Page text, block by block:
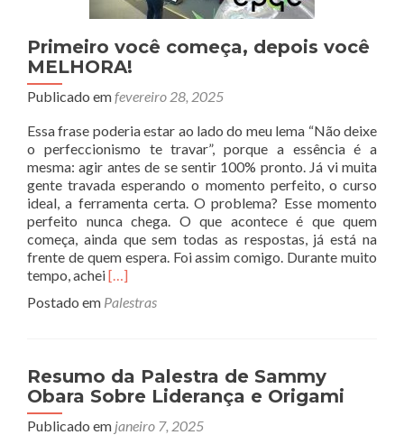
Primeiro você começa, depois você
MELHORA!
Publicado emfevereiro 28, 2025
Essa frase poderia estar ao lado do meu lema “Não deixe
o perfeccionismo te travar”, porque a essência é a
mesma: agir antes de se sentir 100% pronto. Já vi muita
gente travada esperando o momento perfeito, o curso
ideal, a ferramenta certa. O problema? Esse momento
perfeito nunca chega. O que acontece é que quem
começa, ainda que sem todas as respostas, já está na
frente de quem espera. Foi assim comigo. Durante muito
tempo, acheiRead
about
depois
você
MELHORA!
[…]
Postado em Palestras
Resumo da Palestra de Sammy
Obara Sobre Liderança e Origami
Publicado em janeiro 7, 2025